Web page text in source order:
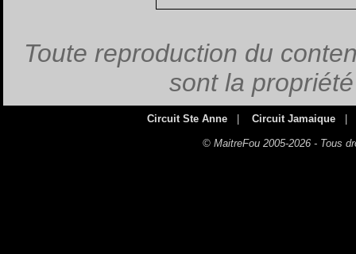
Toute reproduction du
sont la
Circuit Ste Anne Circuit Jamaique
© MaitreFou 2005-2026 - Tous